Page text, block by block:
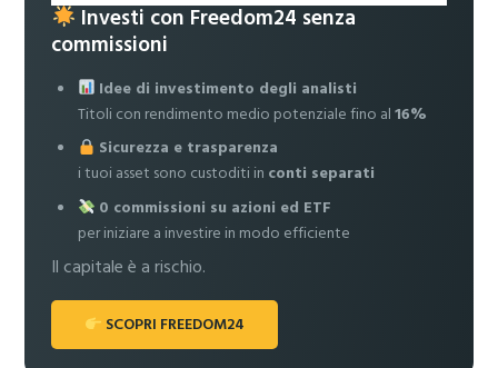
Investi con Freedom24 senza
commissioni
Idee di investimento degli analisti
Titoli con rendimento medio potenziale fino al16%
Sicurezza e trasparenza
i tuoi asset sono custoditi in conti separati
0 commissioni su azioni ed ETF
per iniziare a investire in modo efficiente
Il capitale è a rischio.
SCOPRI FREEDOM24